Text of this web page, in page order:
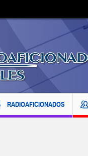
RADIOAFICIONADOS